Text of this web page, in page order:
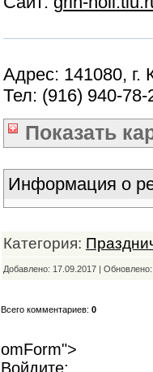
Адрес: 141080, г.
Тел: (916) 940-
Показать
Информация о
Категория:
Добавлено: 17.09.2017 |
Всего комментариев: 0
omForm">
Войдите: